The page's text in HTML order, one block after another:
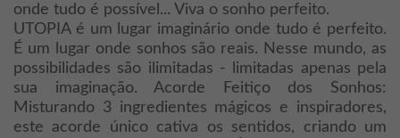
onde tudo é possível... Viva o sonho perfeito.
UTOPIA é um lugar imaginário onde tudo é perfeito.
É um lugar onde sonhos são reais. Nesse mundo, as
possibilidades são ilimitadas - limitadas apenas pela
sua imaginação. Acorde Feitiço dos Sonhos:
Misturando 3 ingredientes mágicos e inspiradores,
este acorde único cativa os sentidos, criando um